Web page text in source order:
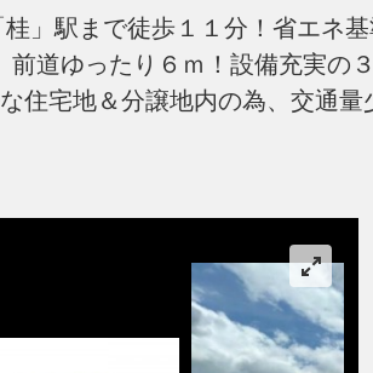
桂」駅まで徒歩１１分！省エネ
前道ゆったり６ｍ！設備充実の３
住宅地＆分譲地内の為、交通量